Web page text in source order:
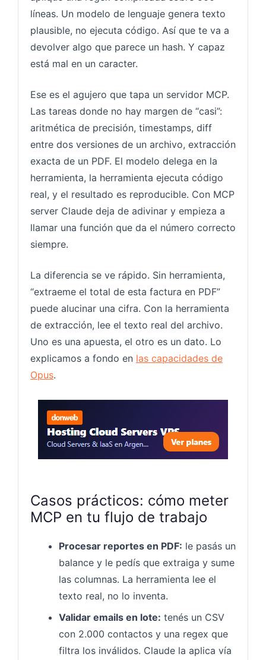
líneas. Un modelo de lenguaje genera texto
plausible, no ejecuta código. Así que te va a
devolver algo que parece un hash. Y capaz
está mal en un caracter.
Ese es el agujero que tapa un servidor MCP.
Las tareas donde no hay margen de “casi”:
aritmética de precisión, timestamps, diff
entre dos versiones de un archivo, extracción
exacta de un PDF. El modelo delega en la
herramienta, la herramienta ejecuta código
real, y el resultado es reproducible. Con MCP
server Claude deja de adivinar y empieza a
llamar una función que da el número correcto
siempre.
La diferencia se ve rápido. Sin herramienta,
“extraeme el total de esta factura en PDF”
puede alucinar una cifra. Con la herramienta
de extracción, lee el texto real del archivo.
Uno es una apuesta, el otro es un dato. Lo
explicamos a fondo en las capacidades de
Opus.
Casos prácticos: cómo meter
MCP en tu flujo de trabajo
Procesar reportes en PDF: le pasás un
balance y le pedís que extraiga y sume
las columnas. La herramienta lee el
texto real, no lo inventa.
Validar emails en lote: tenés un CSV
con 2.000 contactos y una regex que
filtra los inválidos. Claude la aplica vía